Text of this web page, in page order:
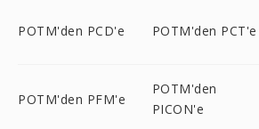
POTM'den PCD'e POTM'den PCT'e
POTM'den PFM'e
POTM'den
PICON'e